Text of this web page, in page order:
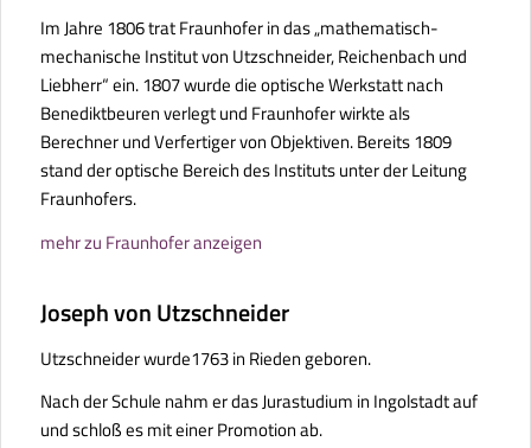
Im Jahre 1806 trat Fraunhofer in das „mathematisch-
mechanische Institut von Utzschneider, Reichenbach und
Liebherr“ ein. 1807 wurde die optische Werkstatt nach
Benediktbeuren verlegt und Fraunhofer wirkte als
Berechner und Verfertiger von Objektiven. Bereits 1809
stand der optische Bereich des Instituts unter der Leitung
Fraunhofers.
mehr zu Fraunhofer anzeigen
Joseph von Utzschneider
Utzschneider wurde1763 in Rieden geboren.
Nach der Schule nahm er das Jurastudium in Ingolstadt auf
und schloß es mit einer Promotion ab.